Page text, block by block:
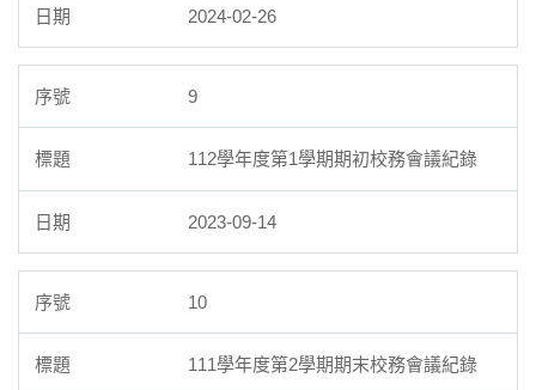
2024-02-26
9
112學年度第1學期期初校務會議紀錄
2023-09-14
10
111學年度第2學期期末校務會議紀錄